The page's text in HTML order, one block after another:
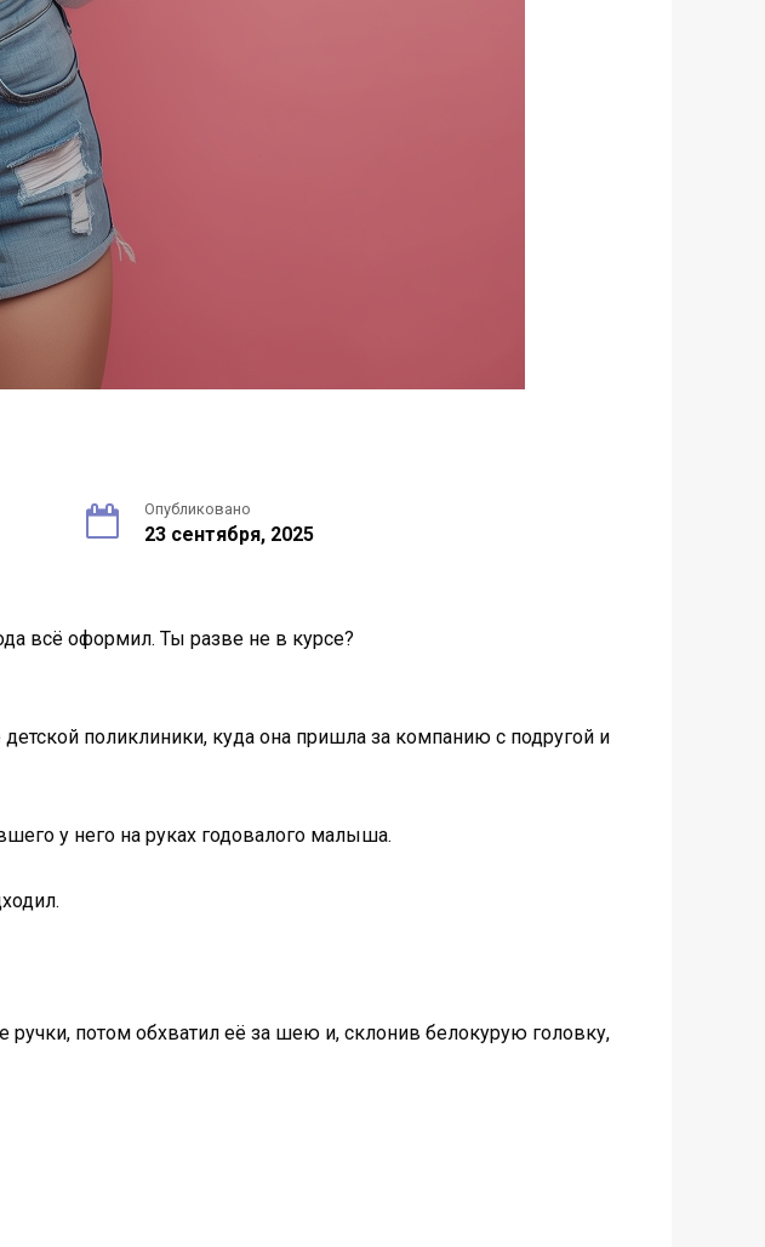
Опубликовано
23 сентября, 2025
всё оформил. Ты разве не в курсе?
поликлиники, куда она пришла за компанию с подругой и
у него на руках годовалого малыша.
ручки, потом обхватил её за шею и, склонив белокурую головку,